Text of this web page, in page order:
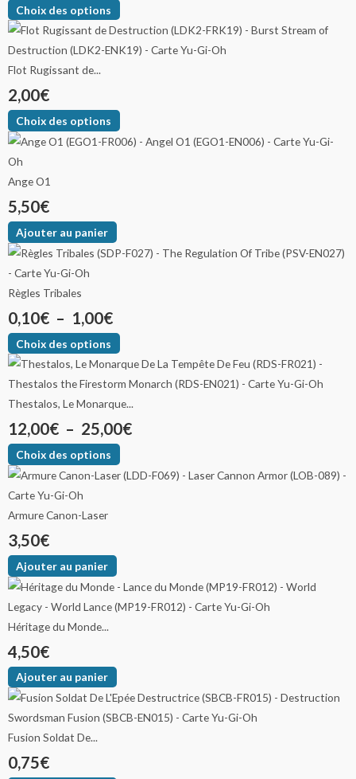
Choix des options
Flot Rugissant de...
2,00€
Choix des options
Ange O1
5,50€
Ajouter au panier
Règles Tribales
0,10€ – 1,00€
Choix des options
Thestalos, Le Monarque...
12,00€ – 25,00€
Choix des options
Armure Canon-Laser
3,50€
Ajouter au panier
Héritage du Monde...
4,50€
Ajouter au panier
Fusion Soldat De...
0,75€